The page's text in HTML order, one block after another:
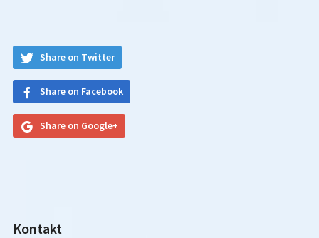
Share on Twitter
Share on Facebook
Share on Google+
Kontakt